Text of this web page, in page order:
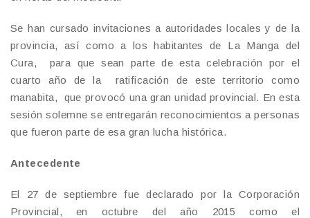
Se han cursado invitaciones a autoridades locales y de la
provincia, así como a los habitantes de La Manga del
Cura, para que sean parte de esta celebración por el
cuarto año de la ratificación de este territorio como
manabita, que provocó una gran unidad provincial. En esta
sesión solemne se entregarán reconocimientos a personas
que fueron parte de esa gran lucha histórica.
Antecedente
El 27 de septiembre fue declarado por la Corporación
Provincial, en octubre del año 2015 como el